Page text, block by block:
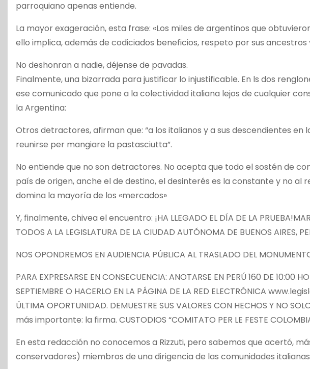
parroquiano apenas entiende.
La mayor exageración, esta frase: «Los miles de argentinos que
ello implica, además de codiciados beneficios, respeto por sus
No deshonran a nadie, déjense de pavadas.
Finalmente, una bizarrada para justificar lo injustificable. En ls dos
ese comunicado que pone a la colectividad italiana lejos de cualquier
la Argentina:
Otros detractores, afirman que: “a los italianos y a sus descendientes en
reunirse per mangiare la pastasciutta”.
No entiende que no son detractores. No acepta que todo el sostén de
país de origen, anche el de destino, el desinterés es la constante y no al
domina la mayoría de los «mercados»
Y, finalmente, chivea el encuentro: ¡HA LLEGADO EL DÍA DE LA
TODOS A LA LEGISLATURA DE LA CIUDAD AUTÓNOMA DE BUENOS AIRES,
NOS OPONDREMOS EN AUDIENCIA PÚBLICA AL TRASLADO DEL
PARA EXPRESARSE EN CONSECUENCIA: ANOTARSE EN PERÚ 160 DE 10:00
SEPTIEMBRE O HACERLO EN LA PÁGINA DE LA RED ELECTRÓNICA
ÚLTIMA OPORTUNIDAD. DEMUESTRE SUS VALORES CON HECHOS Y NO
más importante: la firma. CUSTODIOS “COMITATO PER LE FESTE
En esta redacción no conocemos a Rizzuti, pero sabemos que acertó,
conservadores) miembros de una dirigencia de las comunidades